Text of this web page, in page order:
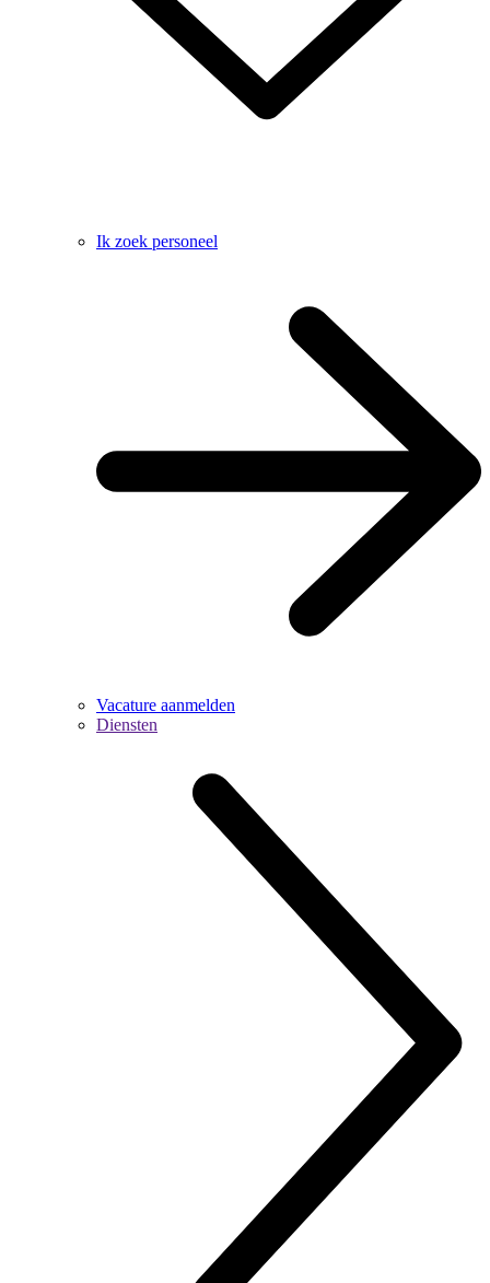
Ik zoek personeel
Vacature aanmelden
Diensten